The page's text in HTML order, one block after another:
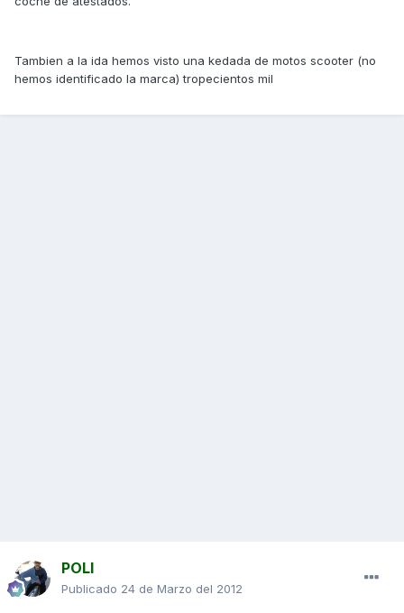
Tambien a la ida hemos visto una kedada de motos scooter (no
hemos identificado la marca) tropecientos mil
POLI
Publicado 24 de Marzo del 2012